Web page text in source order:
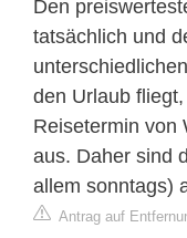
Den
tatsächlich und
den Urlaub
Reisetermin von
aus. Daher sind
allem sonntags)
Antrag auf